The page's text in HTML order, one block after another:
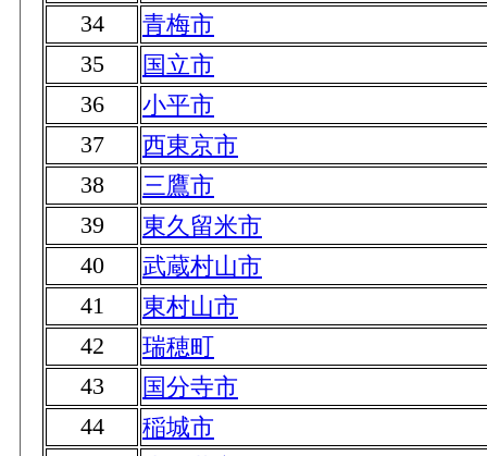
34
青梅市
35
国立市
36
小平市
37
西東京市
38
三鷹市
39
東久留米市
40
武蔵村山市
41
東村山市
42
瑞穂町
43
国分寺市
44
稲城市